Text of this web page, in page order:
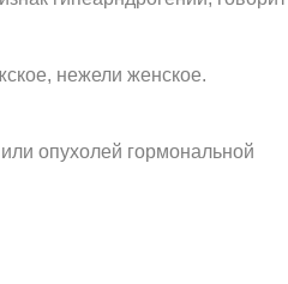
нежели женское.
опухолей гормональной